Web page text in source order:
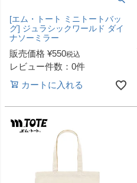
[エム・トート ミニトートバッ
グ] ジュラシックワールド ダイ
ナソーミラー
販売価格 ¥550税込
レビュー件数：0件
カートに入れる